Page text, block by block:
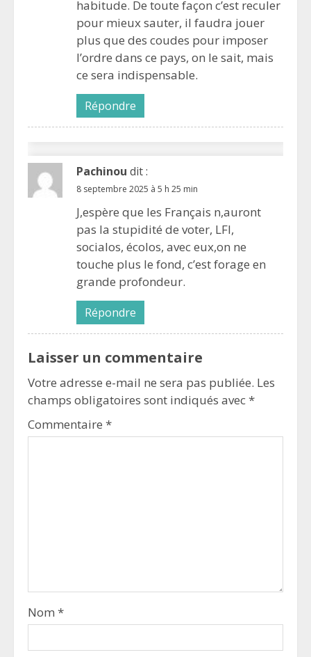
habitude. De toute façon c’est reculer
pour mieux sauter, il faudra jouer
plus que des coudes pour imposer
l’ordre dans ce pays, on le sait, mais
ce sera indispensable.
Répondre
Pachinou dit :
8 septembre 2025 à 5 h 25 min
J,espère que les Français n,auront
pas la stupidité de voter, LFI,
socialos, écolos, avec eux,on ne
touche plus le fond, c’est forage en
grande profondeur.
Répondre
Laisser un commentaire
Votre adresse e-mail ne sera pas publiée. Les
champs obligatoires sont indiqués avec*
Commentaire *
Nom *